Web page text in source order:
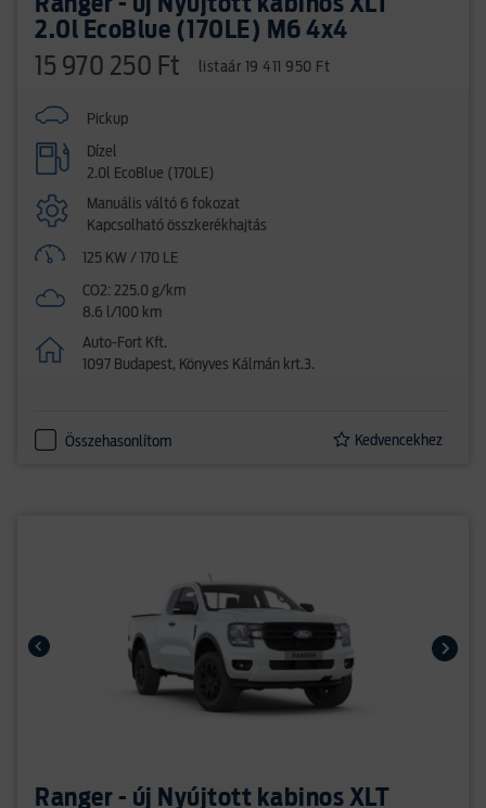
2.0l EcoBlue (170LE) M6 4x4
15 970 250 Ft listaár 19 411 950 Ft
Pickup
Dízel
2.0l EcoBlue (170LE)
Manuális váltó 6 fokozat
Kapcsolható összkerékhajtás
125 KW / 170 LE
CO2: 225.0 g/km
8.6 l/100 km
Auto-Fort Kft.
1097 Budapest, Könyves Kálmán krt.3.
Összehasonlítom Kedvencekhez
Ranger - új Nyújtott kabinos XLT